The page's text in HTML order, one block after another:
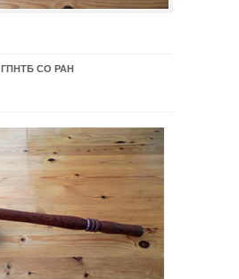
ГПНТБ СО РАН